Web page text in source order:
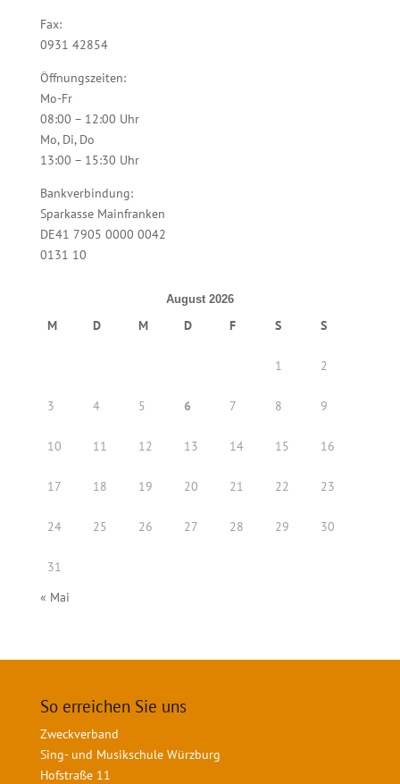
Fax:
0931 42854
Öffnungszeiten:
Mo-Fr
08:00 – 12:00 Uhr
Mo, Di, Do
13:00 – 15:30 Uhr
Bankverbindung:
Sparkasse Mainfranken
DE41 7905 0000 0042
0131 10
August 2026
M D M D F S S
1 2
3 4 5 6 7 8 9
10 11 12 13 14 15 16
17 18 19 20 21 22 23
24 25 26 27 28 29 30
31
« Mai
So erreichen Sie uns
Zweckverband
Sing- und Musikschule Würzburg
Hofstraße 11